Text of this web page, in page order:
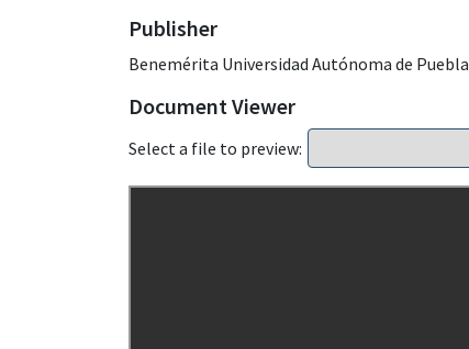
Publisher
Benemérita Universidad Autónoma de Puebla
Document Viewer
Select a file to preview: